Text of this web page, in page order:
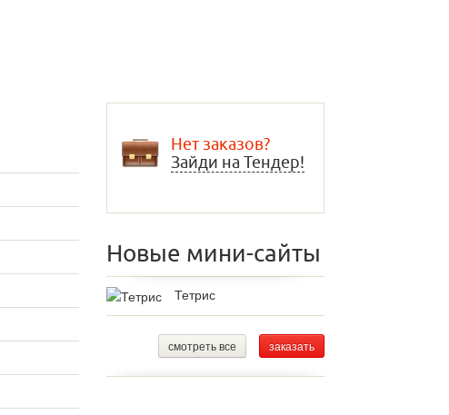
Нет заказов?
Зайди на Тендер!
Новые мини-сайты
Тетрис
смотреть все заказать